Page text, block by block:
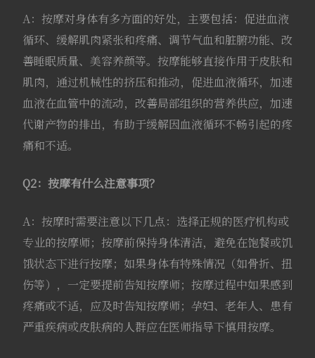
A：按摩对身体有多方面的好处，主要包括：促进血液
循环、缓解肌肉紧张和疼痛、调节气血和脏腑功能、改
善睡眠质量、美容养颜等。按摩能够直接作用于皮肤和
肌肉，通过机械性的挤压和推动，促进血液循环，加速
血液在血管中的流动，改善局部组织的营养供应，加速
代谢产物的排出，有助于缓解因血液循环不畅引起的疼
痛和不适。
Q2：按摩有什么注意事项？
A：按摩时需要注意以下几点：选择正规的医疗机构或
专业的按摩师；按摩前保持身体清洁，避免在饱餐或饥
饿状态下进行按摩；如果身体有特殊情况（如骨折、扭
伤等），一定要提前告知按摩师；按摩过程中如果感到
疼痛或不适，应及时告知按摩师；孕妇、老年人、患有
严重疾病或皮肤病的人群应在医师指导下慎用按摩。